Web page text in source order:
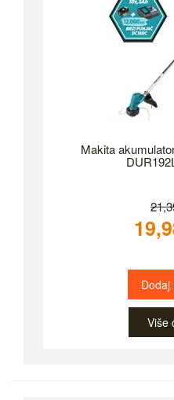
Makita
Dodaj
Više